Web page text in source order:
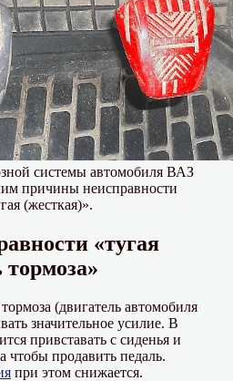
системы автомобиля ВАЗ
причины неисправности
(жесткая)».
«тугая
тормоза»
(двигатель автомобиля
значительное усилие. В
привставать с сиденья и
чтобы продавить педаль.
при этом снижается.